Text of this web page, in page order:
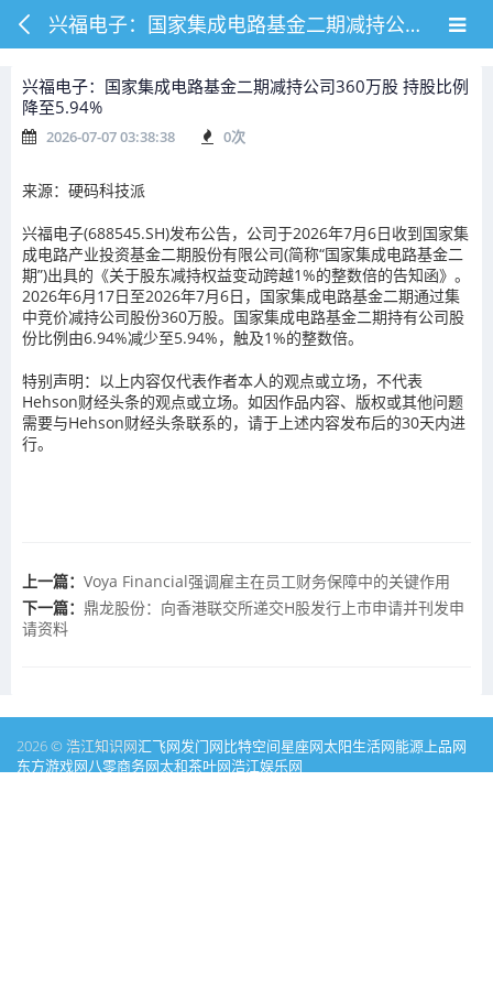
兴福电子：国家集成电路基金二期减持公司360万股 持股比例降至5.94%
兴福电子：国家集成电路基金二期减持公司360万股 持股比例
降至5.94%
2026-07-07 03:38:38 0次
来源：硬码科技派
兴福电子(688545.SH)发布公告，公司于2026年7月6日收到国家集
成电路产业投资基金二期股份有限公司(简称“国家集成电路基金二
期”)出具的《关于股东减持权益变动跨越1%的整数倍的告知函》。
2026年6月17日至2026年7月6日，国家集成电路基金二期通过集
中竞价减持公司股份360万股。国家集成电路基金二期持有公司股
份比例由6.94%减少至5.94%，触及1%的整数倍。
特别声明：以上内容仅代表作者本人的观点或立场，不代表
Hehson财经头条的观点或立场。如因作品内容、版权或其他问题
需要与Hehson财经头条联系的，请于上述内容发布后的30天内进
行。
上一篇： Voya Financial强调雇主在员工财务保障中的关键作用
下一篇： 鼎龙股份：向香港联交所递交H股发行上市申请并刊发申
请资料
2026 © 浩江知识网汇飞网发门网比特空间星座网太阳生活网能源 上品网
东方游戏网八零商务网太和茶叶网浩江娱乐网